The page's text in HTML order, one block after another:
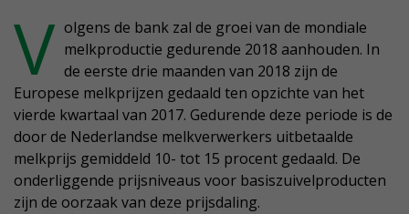
V olgens de bank zal de groei van de mondiale
melkproductie gedurende 2018 aanhouden. In
de eerste drie maanden van 2018 zijn de
Europese melkprijzen gedaald ten opzichte van het
vierde kwartaal van 2017. Gedurende deze periode is de
door de Nederlandse melkverwerkers uitbetaalde
melkprijs gemiddeld 10- tot 15 procent gedaald. De
onderliggende prijsniveaus voor basiszuivelproducten
zijn de oorzaak van deze prijsdaling.